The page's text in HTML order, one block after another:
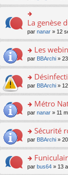
s
ré
c
e
nt
lu
pl
u
s
ré
e
nt
n
o
n
le
u
s
ré
e
nt
a
e
n
o
n
le
u
s
ré
e
nt
m
e
s
a
g
e
n
o
lu
le
pl
u
s
e
nt
n
s
ult
er
le
m
e
s
g
e
n
o
lu
pl
u
s
c
e
n
er
le
m
e
s
a
g
e
n
n
lu
le
pl
u
La genèse
par nanar » 12
o
n
ult
er
le
m
e
a
g
e
n
n
Les
par BBArchi »
o
n
ult
er
le
m
e
a
g
par BBArchi »
o
n
ult
er
le
m
e
Métro
par nanar » 11
o
n
ult
er
Sécurité
par BBArchi »
o
par bus64 » 13